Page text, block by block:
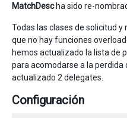
MatchDescha sido re-
Todas las clases de solicitud
que no hay funciones
hemos actualizado la lista de
para acomodarse a la perdida
actualizado 2 delegates.
Configuración